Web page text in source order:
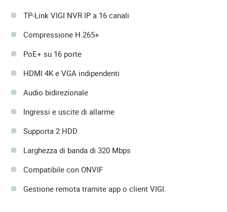
TP-Link VIGI NVR IP a 16 canali
Compressione H.265+
PoE+ su 16 porte
HDMI 4K e VGA indipendenti
Audio bidirezionale
Ingressi e uscite di allarme
Supporta 2 HDD
Larghezza di banda di 320 Mbps
Compatibile con ONVIF
Gestione remota tramite app o client VIGI.